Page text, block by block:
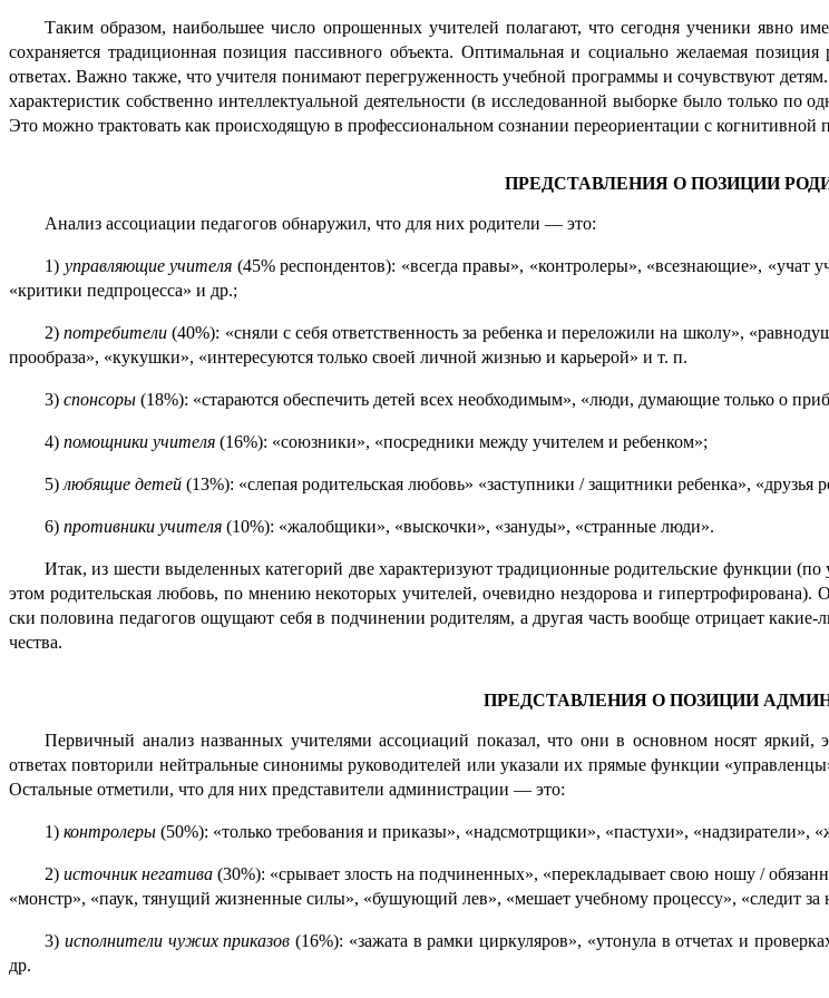
Таким образом, наибольшее число опрошенных учителей полагают, что сегодня ученики явно
сохраняется традиционная позиция пассив­но­го объекта. Оптимальная и социаль­но жела­е­мая
ответах. Важно также, что учителя понима­ют пере­гру­жен­ность учебной програм­мы и сочувствуют
характе­ри­стик собственно интеллектуальной деятель­но­сти (в иссле­до­ван­ной выборке было только по
Это можно трактовать как проис­хо­дя­щую в профес­си­о­наль­ном сознании пере­ориен­та­ции с
ПРЕДСТАВЛЕНИЯ О ПОЗИЦИИ
Анализ ассоциации педагогов обнаружил, что для них родители — это:
1) управляющие учителя (45% респондентов): «всегда правы», «контролеры», «всезна­ю­щие», «учат
«критики педпро­цес­са» и др.;
2)потребители (40%): «сняли с себя ответственность за ребенка и переложили на школу»,
прообраза», «кукушки», «интере­су­ют­ся только своей личной жизнью и карьерой» и т. п.
3) спонсоры (18%): «стараются обеспечить детей всех необходимым», «люди, думающие только о
4) помощники учителя (16%): «союзники», «посредники между учителем и ребенком»;
5) любящие детей (13%): «слепая родительская любовь» «заступники / защитники ребенка», «друзья
6) противники учителя (10%): «жалобщики», «выскочки», «зануды», «странные люди».
Итак, из шести выделенных категорий две характеризуют традиционные родитель­ские функции
этом родитель­ская любовь, по мнению некоторых учителей, очевидно нездорова и
ски половина педаго­гов ощущают себя в подчинении родите­лям, а другая часть вообще отрица­ет
че­ства.
ПРЕДСТАВЛЕНИЯ О ПОЗИЦИИ
Первичный анализ названных учителями ассоциаций показал, что они в основ­ном носят яркий,
ответах повторили нейтраль­ные синонимы руководителей или указали их прямые функции
Остальные отмети­ли, что для них предста­ви­те­ли админи­ст­ра­ции — это:
1) контролеры (50%): «только требования и приказы», «надсмотрщики», «пастухи», «надзиратели»,
2)источник негатива (30%): «срывает злость на подчиненных», «перекладывает свою ношу /
«монстр», «паук, тянущий жизненные силы», «бушующий лев», «мешает учебному процес­су», «следит за
3) исполнители чужих приказов (16%): «зажата в рамки циркуляров», «утонула в отчетах и
др.